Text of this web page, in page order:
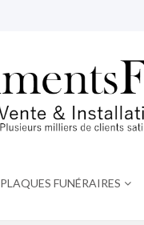
PLAQUES FUNÉRAIRES